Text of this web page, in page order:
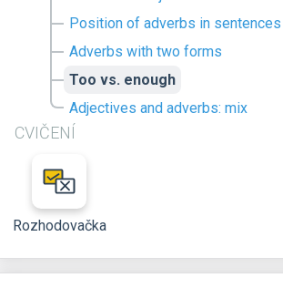
Position of adverbs in sentences
Adverbs with two forms
Too vs. enough
Adjectives and adverbs: mix
CVIČENÍ
Rozhodovačka